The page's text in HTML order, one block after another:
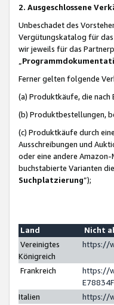
2. Ausgeschlossene
Unbeschadet des
Vergütungskatalog für
wir jeweils für das
Ferner gelten folgende
(a) Produktkäufe, die nach
(b) Produktbestellungen,
(c) Produktkäufe durch
Ausschreibungen und
oder eine andere
buchstabierte Varianten
Suchplatzierung”);
Land
Nicht
Vereinigtes
Königreich
https://
Frankreich
https://
Italien
https://